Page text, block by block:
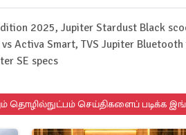
2025, Jupiter Stardust Black
Activa Smart, TVS Jupiter
SE specs
தொழில்நுட்பம் செய்திகளைப் படிக்க